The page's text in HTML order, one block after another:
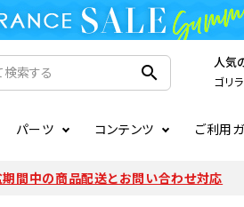
search 人気
ゴリ
CIRCULIGHT
パーツ
照明関連
コンテンツ ご利用
注文確認メールの未
期間中の商品配送とお問い合わせ対応